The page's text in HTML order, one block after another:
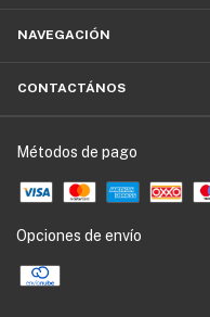
NAVEGACIÓN
CONTACTÁNOS
Métodos de pago
Opciones de envío